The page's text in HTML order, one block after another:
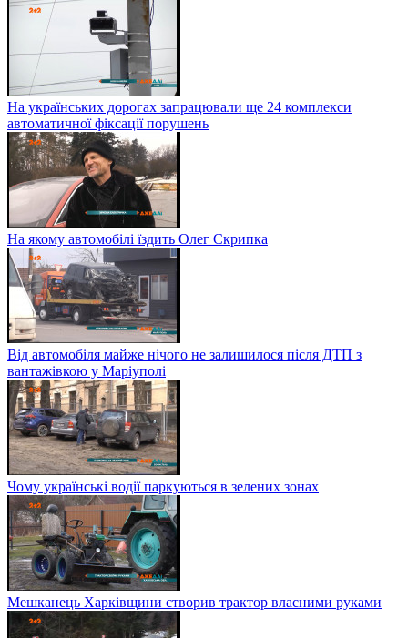
На українських дорогах запрацювали ще 24 комплекси
автоматичної фіксації порушень
На якому автомобілі їздить Олег Скрипка
Від автомобіля майже нічого не залишилося після ДТП з
вантажівкою у Маріуполі
Чому українські водії паркуються в зелених зонах
Мешканець Харківщини створив трактор власними руками